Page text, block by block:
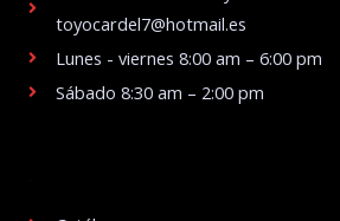
toyocardel7@hotmail.es
Lunes - viernes 8:00 am – 6:00 pm
Sábado 8:30 am – 2:00 pm